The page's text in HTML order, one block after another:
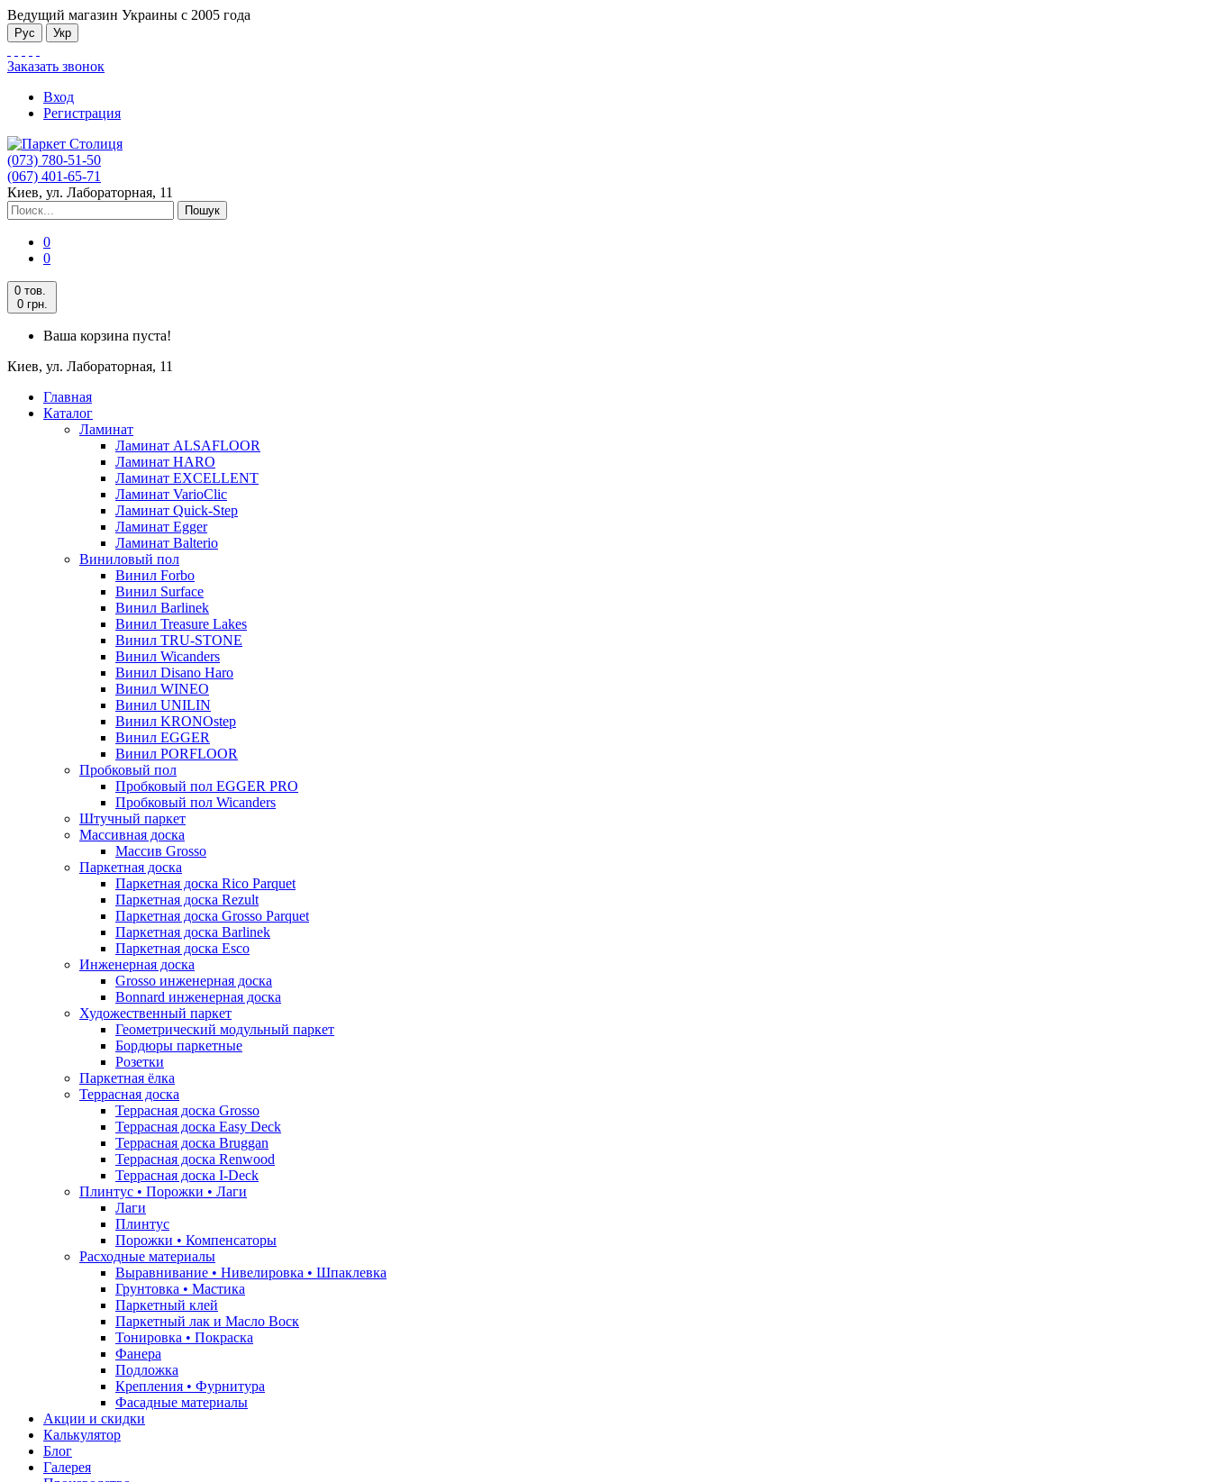
Ведущий магазин Украины с 2005 года
Рус Укр
Заказать звонок
Вход
Регистрация
(073) 780-51-50
(067) 401-65-71
Киев, ул. Лабораторная, 11
Пошук
0
0
0 тов.
0 грн.
Ваша корзина пуста!
Киев, ул. Лабораторная, 11
Главная
Каталог
Ламинат
Ламинат ALSAFLOOR
Ламинат HARO
Ламинат EXCELLENT
Ламинат VarioClic
Ламинат Quick-Step
Ламинат Egger
Ламинат Balterio
Виниловый пол
Винил Forbo
Винил Surface
Винил Barlinek
Винил Treasure Lakes
Винил TRU-STONE
Винил Wicanders
Винил Disano Haro
Винил WINEO
Винил UNILIN
Винил KRONOstep
Винил EGGER
Винил PORFLOOR
Пробковый пол
Пробковый пол EGGER PRO
Пробковый пол Wicanders
Штучный паркет
Массивная доска
Массив Grosso
Паркетная доска
Паркетная доска Rico Parquet
Паркетная доска Rezult
Паркетная доска Grosso Parquet
Паркетная доска Barlinek
Паркетная доска Esco
Инженерная доска
Grosso инженерная доска
Bonnard инженерная доска
Художественный паркет
Геометрический модульный паркет
Бордюры паркетные
Розетки
Паркетная ёлка
Террасная доска
Террасная доска Grosso
Террасная доска Easy Deck
Террасная доска Bruggan
Террасная доска Renwood
Террасная доска I-Deck
Плинтус • Порожки • Лаги
Лаги
Плинтус
Порожки • Компенсаторы
Расходные материалы
Выравнивание • Нивелировка • Шпаклевка
Грунтовкa • Мастика
Паркетный клей
Паркетный лак и Масло Воск
Тонировка • Покраска
Фанера
Подложка
Крепления • Фурнитура
Фасадные материалы
Акции и скидки
Калькулятор
Блог
Галерея